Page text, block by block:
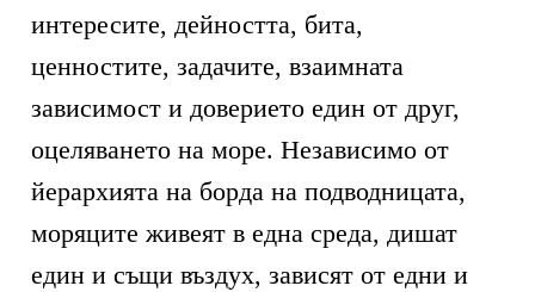
интересите, дейността, бита,
ценностите, задачите, взаимната
зависимост и доверието един от друг,
оцеляването на море. Независимо от
йерархията на борда на подводницата,
моряците живеят в една среда, дишат
един и същи въздух, зависят от едни и